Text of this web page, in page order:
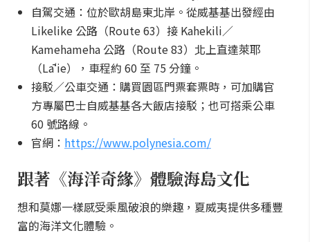
自駕交通：位於歐胡島東北岸。從威基基出發經由
Likelike 公路（Route 63）接 Kahekili／
Kamehameha 公路（Route 83）北上直達萊耶
（Lāʻie），車程約 60 至 75 分鐘。
接駁／公車交通：購買園區門票套票時，可加購官
方專屬巴士自威基基各大飯店接駁；也可搭乘公車
60 號路線。
官網： https://www.polynesia.com/
跟著《海洋奇緣》體驗海島文化
想和莫娜一樣感受乘風破浪的樂趣，夏威夷提供多種豐
富的海洋文化體驗。